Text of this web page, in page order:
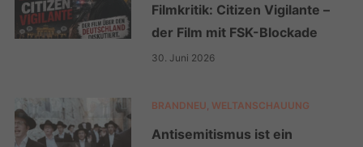
Filmkritik: Citizen Vigilante –
der Film mit FSK-Blockade
30. Juni 2026
BRANDNEU WELTANSCHAUUNG
Antisemitismus ist ein